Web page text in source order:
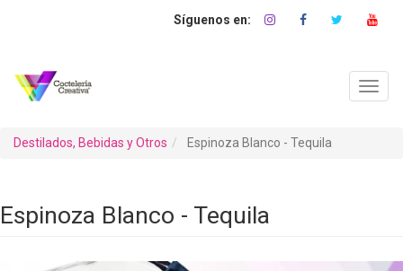
Destilados, Bebidas y Otros Espinoza Blanco - Tequila
Espinoza Blanco - Tequila